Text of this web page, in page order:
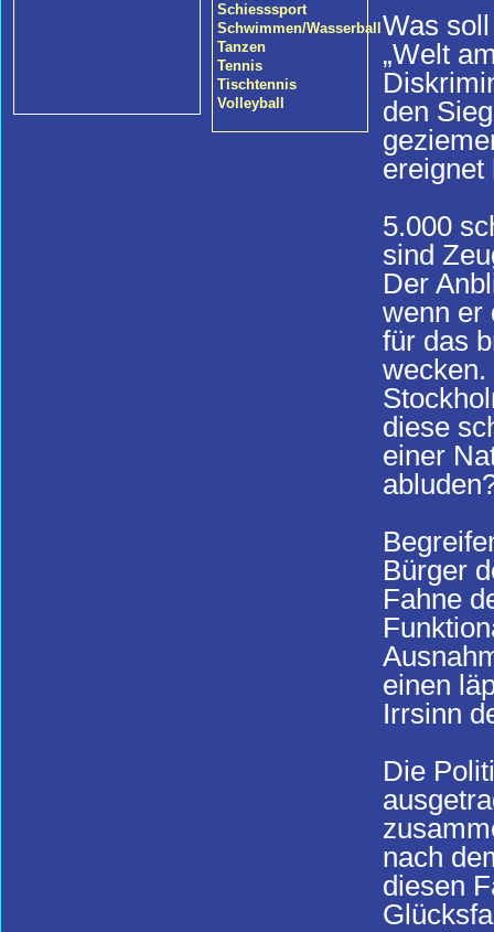
Was
„Welt
den
ereignet
5.000
sind
Der
wenn er
für das
wecken.
diese
einer
Bürger
Fahne
einen
Irrsinn
Die
nach
diesen
Schiesssport
Schwimmen/Wasserball
Tanzen
Tennis
Tischtennis
Volleyball